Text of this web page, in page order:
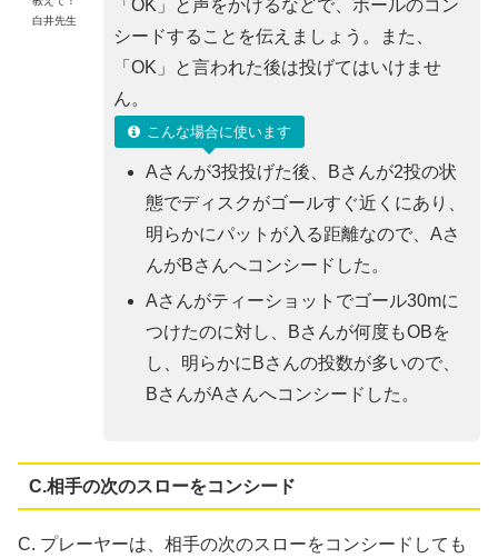
白井先生
「OK」と声をかけるなどで、ホールのコン
シードすることを伝えましょう。また、
「OK」と言われた後は投げてはいけませ
ん。
こんな場合に使います
Aさんが3投投げた後、Bさんが2投の状
態でディスクがゴールすぐ近くにあり、
明らかにパットが入る距離なので、Aさ
んがBさんへコンシードした。
Aさんがティーショットでゴール30mに
つけたのに対し、Bさんが何度もOBを
し、明らかにBさんの投数が多いので、
BさんがAさんへコンシードした。
C.相手の次のスローをコンシード
C. プレーヤーは、相⼿の次のスローをコンシードしても